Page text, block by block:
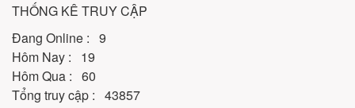
THỐNG KÊ TRUY CẬP
Đang Online : 9
Hôm Nay : 19
Hôm Qua : 60
Tổng truy cập : 43857